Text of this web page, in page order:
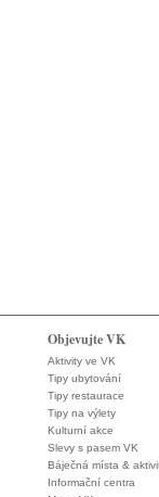
Objevujte VK
Aktivity ve VK
Tipy ubytování
Tipy restaurace
Tipy na výlety
Kulturní akce
Slevy s pasem VK
Báječná místa &
Informační centra